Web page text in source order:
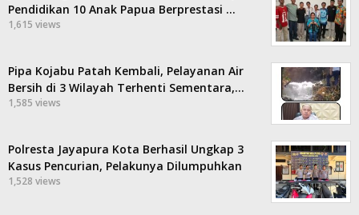
Pendidikan 10 Anak Papua Berprestasi …
1,615 views
Pipa Kojabu Patah Kembali, Pelayanan Air
Bersih di 3 Wilayah Terhenti Sementara,…
1,585 views
Polresta Jayapura Kota Berhasil Ungkap 3
Kasus Pencurian, Pelakunya Dilumpuhkan
1,528 views